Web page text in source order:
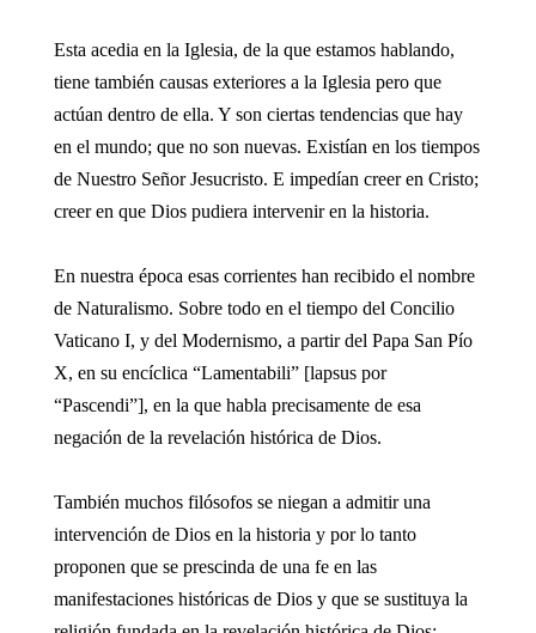
Esta acedia en la Iglesia, de la que estamos hablando,
tiene también causas exteriores a la Iglesia pero que
actúan dentro de ella. Y son ciertas tendencias que hay
en el mundo; que no son nuevas. Existían en los tiempos
de Nuestro Señor Jesucristo. E impedían creer en Cristo;
creer en que Dios pudiera intervenir en la historia.
En nuestra época esas corrientes han recibido el nombre
de Naturalismo. Sobre todo en el tiempo del Concilio
Vaticano I, y del Modernismo, a partir del Papa San Pío
X, en su encíclica “Lamentabili” [lapsus por
“Pascendi”], en la que habla precisamente de esa
negación de la revelación histórica de Dios.
También muchos filósofos se niegan a admitir una
intervención de Dios en la historia y por lo tanto
proponen que se prescinda de una fe en las
manifestaciones históricas de Dios y que se sustituya la